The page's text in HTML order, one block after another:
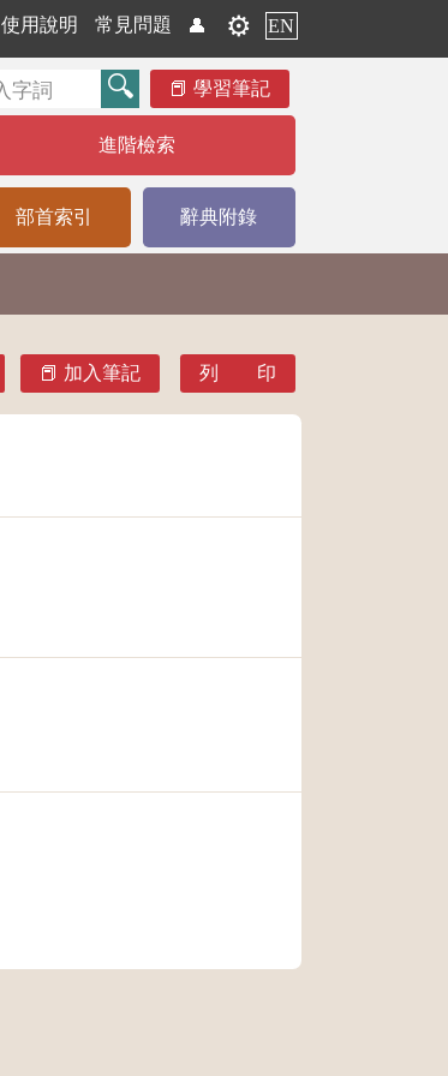
使用說明 常見問題 👤 ⚙️ EN
學習筆記
進階檢索
部首索引 辭典附錄
加入筆記 列 印